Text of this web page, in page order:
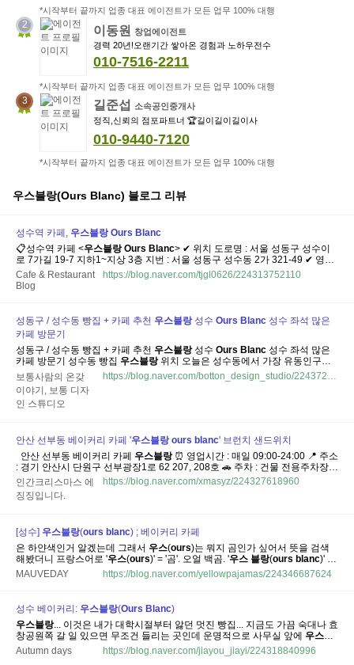
*시작부터 끝까지 업종 대표 에이전트가 모든 업무 100% 대행
2 이동원 창업에이전트
경력 20년!오랜기간 쌓아온 경험과 노하우전수
010-7516-2211
*시작부터 끝까지 업종 대표 에이전트가 모든 업무 100% 대행
3 길준섭
소속공인중개사
정직,신뢰의 점포파트너 🏆길이길이길이사
010-9440-7120
*시작부터 끝까지 업종 대표 에이전트가 모든 업무 100% 대행
우스블랑(Ours Blanc) 블로그 리뷰
성수역 카페, 우스블랑 Ours Blanc
📋성수역 카페 <우스블랑 Ours Blanc> ✔ 위치 도로명 : 서울 성동구 성수이
로 7가길 19-7 지하1~지상 3층 지번 : 서울 성동구 성수동 2가 321-49 ✔ 영업
시간 월~일 10:00 ~ 21:00 (last order : 20:30) ✔ 연락처 ***-****-**** /
ourblanc_seongsu ✔ 주차 불가능 ❌
블랑
seongsu(@oursblanc_seongsu...
Cafe & Restaurant
Blog
https://blog.naver.com/tjgl0626/224313752110
성동구 / 성수동 빵집 + 카페 추천 우스블랑성수 Ours Blanc 성수 좌석 많은
카페 방문기
성동구 / 성수동 빵집 + 카페 추천 우스블랑성수 Ours Blanc 성수 좌석 많은
카페 방문기 성수동 빵집 우스블랑위치 오늘은 성수동에서 가장 유동인구가
많은 연무장길에서 한블럭이내에 갈 수 있는우스블랑이라는 곳으로 출격합니
다🙆‍♀️ ​우스블랑성수 서울특별시 성동구 성수이로7가길 19-7 지하1~지상 3층
성수동...
보통사람의 온갖
이야기, 보통 디자
인 스튜디오
안산 선부동 베이커리 카페 '우스블랑 ours blanc' 브런치 샌드위치
​ ​ 안산 선부동 베이커리 카페 우스블랑⏰️ 영업시간 : 매일 09:00-24:00 📍 주소
: 경기 안산시 단원구 선부광장1로 62 207, 208호 🚗 주차 : 건물 전용주차장
안내 ☎️ 전화번호 : 0507-1338-2994 📢 이용안내 : 남/녀화장실구분.wifi,단체,
유아의자,예약,포장,휠체어이용가능,대기공간,주차,고유가지원금 글/사진 ⓒ
에징징...
인간크리스마스 에
징징입니다.
https://blog.naver.com/xmasyz/224327618960
[성수] 우스블랑(ours blanc) ; 베이커리 카페
은 하얀색인거 알겠는데 그래서 우스(ours)는 뭐지 곰인가 싶어서 뜻을 검색
해봤더니 프랑스어로 '우스(ours)' = '곰'. 오얼 백곰. '우스 블랑(ours blanc)' =
'하얀 곰'. 직관적 네이밍이었어우스. 곰.우스 블랑. 우리의 곰. 하얀 곰. 오키도
키~ 프랑스어 하나 습득 성공~~ 탁틴, 갈레트, 키쉬, 페이스트리, 치아바타...
MAUVEDAY https://blog.naver.com/yellowpajamas/224346687624
성수 베이커리: 우스블랑(Ours Blanc)
우스블랑... 이것은 내가 대학시절부터 앓던 멋진 빵집... 지금도 가끔 숙대나 효
창공원쪽 갈 일 있으면 무조건 들리는 곳인데 운명적으로 사무실 앞에 우스블
랑성수점이 있다는 것을 알게 되었다!우스블랑성수 서울특별시 성동구 성수
이로7가길 19-7 지하1~지상 3층 찾아보니 이제 성수 외에도 잠실점도 있고 이
Autumn days https://blog.naver.com/jiayou_jiayi/224318840996